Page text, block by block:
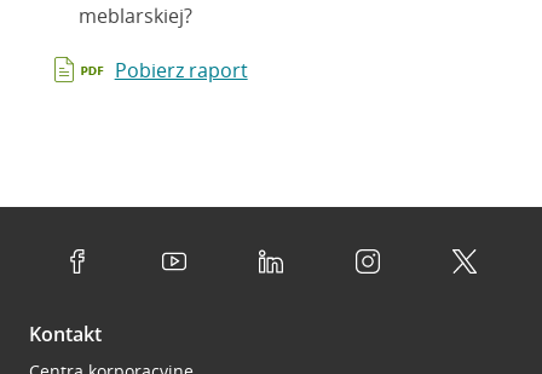
meblarskiej?
Pobierz raport
Kontakt